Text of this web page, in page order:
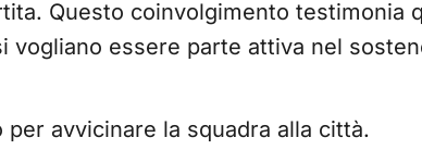
Questo coinvolgimento testimonia
vogliano essere parte attiva nel
avvicinare la squadra alla città.